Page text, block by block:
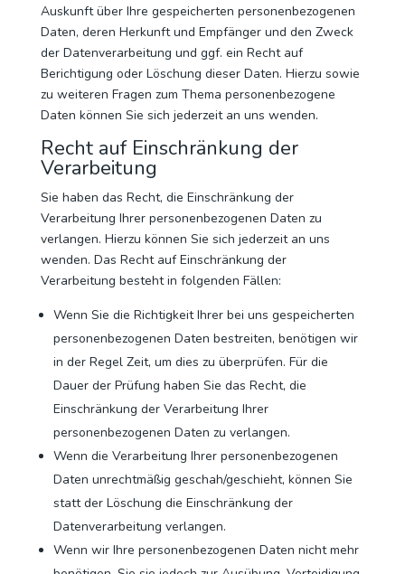
Auskunft über Ihre gespeicherten personenbezogenen
Daten, deren Herkunft und Empfänger und den Zweck
der Datenverarbeitung und ggf. ein Recht auf
Berichtigung oder Löschung dieser Daten. Hierzu sowie
zu weiteren Fragen zum Thema personenbezogene
Daten können Sie sich jederzeit an uns wenden.
Recht auf Einschränkung der
Verarbeitung
Sie haben das Recht, die Einschränkung der
Verarbeitung Ihrer personenbezogenen Daten zu
verlangen. Hierzu können Sie sich jederzeit an uns
wenden. Das Recht auf Einschränkung der
Verarbeitung besteht in folgenden Fällen:
Wenn Sie die Richtigkeit Ihrer bei uns gespeicherten
personenbezogenen Daten bestreiten, benötigen wir
in der Regel Zeit, um dies zu überprüfen. Für die
Dauer der Prüfung haben Sie das Recht, die
Einschränkung der Verarbeitung Ihrer
personenbezogenen Daten zu verlangen.
Wenn die Verarbeitung Ihrer personenbezogenen
Daten unrechtmäßig geschah/geschieht, können Sie
statt der Löschung die Einschränkung der
Datenverarbeitung verlangen.
Wenn wir Ihre personenbezogenen Daten nicht mehr